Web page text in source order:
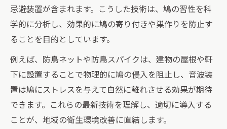
忌避装置が含まれます。こうした技術は、鳩の習性を科
学的に分析し、効果的に鳩の寄り付きや巣作りを防止す
ることを目的としています。
例えば、防鳥ネットや防鳥スパイクは、建物の屋根や軒
下に設置することで物理的に鳩の侵入を阻止し、音波装
置は鳩にストレスを与えて自然に離れさせる効果が期待
できます。これらの最新技術を理解し、適切に導入する
ことが、地域の衛生環境改善に直結します。